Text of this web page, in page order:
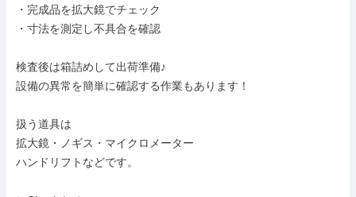
・完成品を拡大鏡でチェック
・寸法を測定し不具合を確認
検査後は箱詰めして出荷準備♪
設備の異常を簡単に確認する作業もあります！
扱う道具は
拡大鏡・ノギス・マイクロメーター
ハンドリフトなどです。